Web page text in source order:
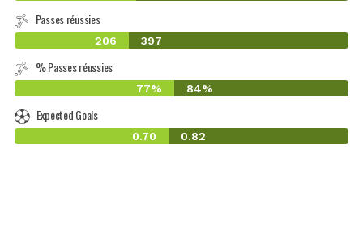
Passes réussies
206 397
% Passes réussies
77% 84%
Expected Goals
0.70 0.82